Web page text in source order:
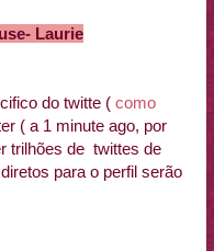
Laurie
do twitte ( como
( a 1 minute ago, por
trilhões de twittes de
para o perfil serão